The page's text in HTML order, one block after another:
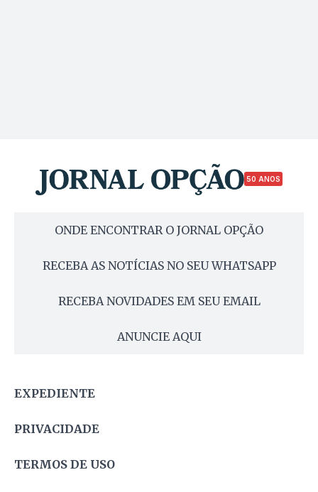
50 ANOS
ONDE ENCONTRAR O JORNAL OPÇÃO
RECEBA AS NOTÍCIAS NO SEU WHATSAPP
RECEBA NOVIDADES EM SEU EMAIL
ANUNCIE AQUI
EXPEDIENTE
PRIVACIDADE
TERMOS DE USO